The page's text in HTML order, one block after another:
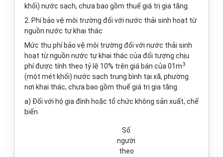
khối) nước sạch, chưa bao gồm thuế giá trị gia tăng.
2. Phí bảo vệ môi trường đối với nước thải sinh hoạt từ
nguồn nước tự khai thác
Mức thu phí bảo vệ môi trường đối với nước thải sinh
hoạt từ nguồn nước tự khai thác của đối tượng chịu
phí được tính theo tỷ lệ 10% trên giá bán của 01m3
(một mét khối) nước sạch trung bình tại xã, phường
nơi khai thác, chưa bao gồm thuế giá trị gia tăng.
a) Đối với hộ gia đình hoặc tổ chức không sản xuất, chế
biến
Số
người
theo